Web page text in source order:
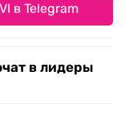
в Telegram
в лидеры